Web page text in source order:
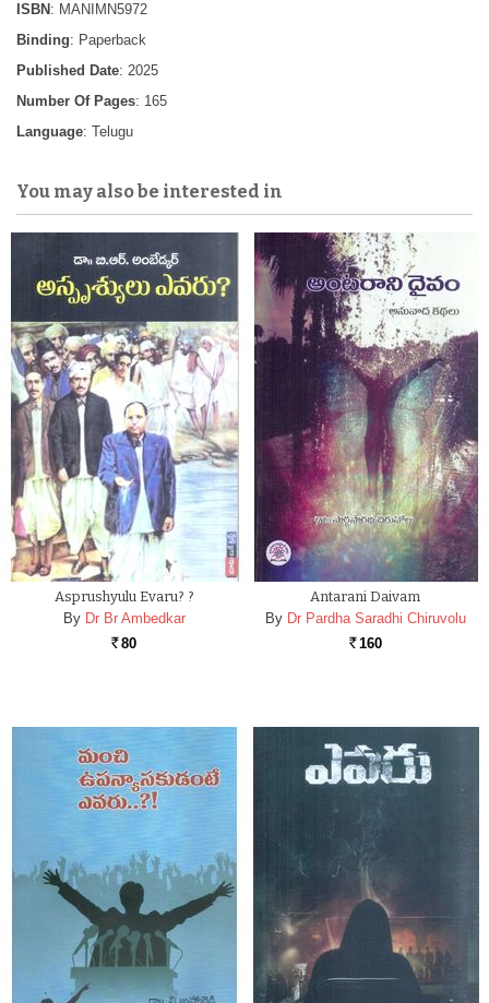
ISBN : MANIMN5972
Binding: Paperback
Published Date: 2025
Number Of Pages: 165
Language: Telugu
You may also be interested in
Asprushyulu Evaru? ?
By Dr Br Ambedkar
Rs. 80
Antarani Daivam
By Dr Pardha Saradhi Chiruvolu
Rs. 160